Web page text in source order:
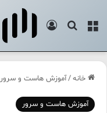
خانه/آموزش هاست و سرور
آموزش هاست و سرور